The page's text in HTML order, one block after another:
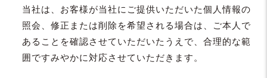
当社は、お客様が当社にご提供いただいた個人情報の
照会、修正または削除を希望される場合は、ご本人で
あることを確認させていただいたうえで、合理的な範
囲ですみやかに対応させていただきます。